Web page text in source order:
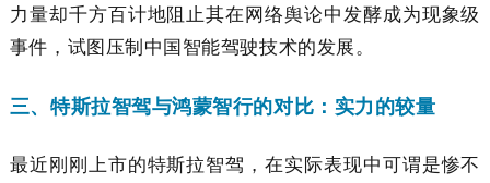
力量却千方百计地阻止其在网络舆论中发酵成为现象级
事件，试图压制中国智能驾驶技术的发展。
三、特斯拉智驾与鸿蒙智行的对比：实力的较量
最近刚刚上市的特斯拉智驾，在实际表现中可谓是惨不